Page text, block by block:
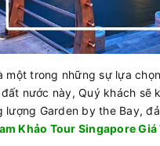
một trong những sự lựa
nước này, Quý khách
lượng Garden by the Bay,
Khảo Tour Singapore